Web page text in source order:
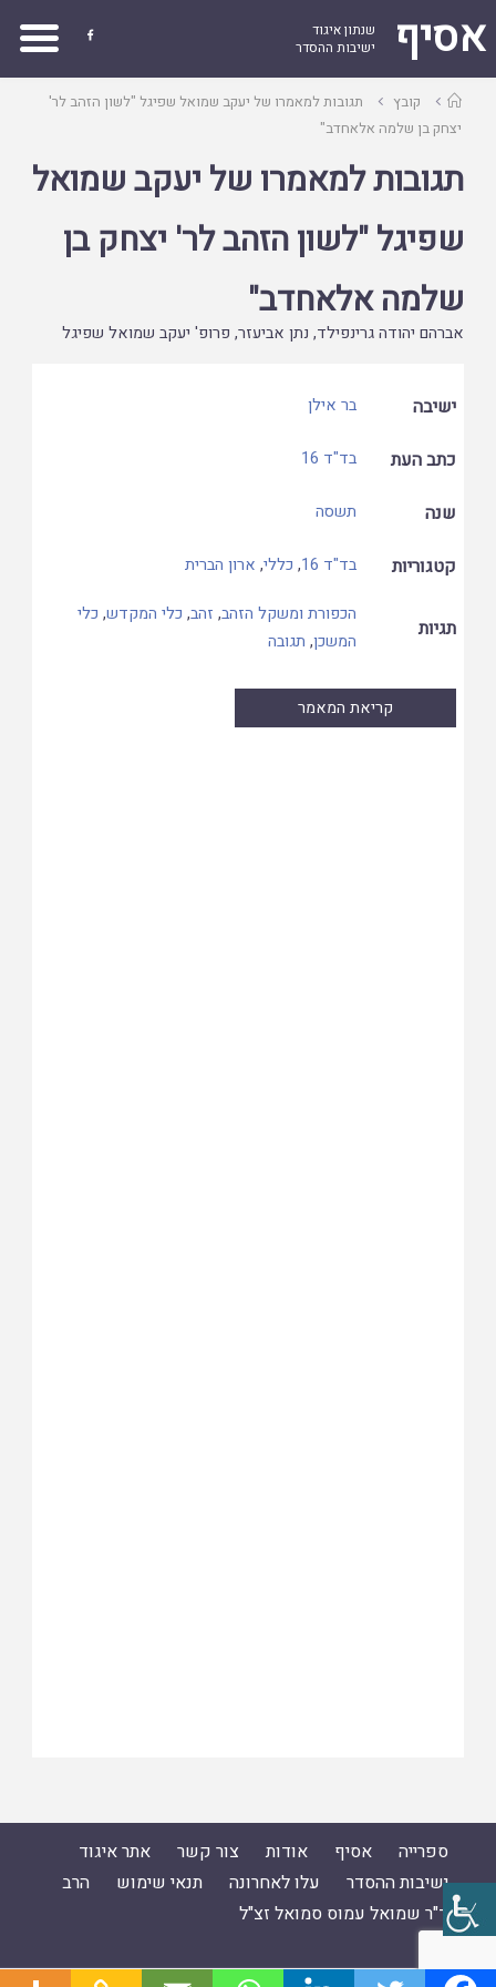
אסיף
שנתון איגוד
ישיבות ההסדר

עמוד
ראשי
קובץ
תגובות למאמרו של יעקב שמואל שפיגל "לשון הזהב לר'
יצחק בן שלמה אלאחדב"
תגובות למאמרו של יעקב שמואל
שפיגל "לשון הזהב לר' יצחק בן
שלמה אלאחדב"
אברהם יהודה גרינפילד, נתן אביעזר, פרופ' יעקב שמואל שפיגל
ישיבה בר אילן
כתב העת בד"ד 16
שנה תשסה
קטגוריות בד"ד 16 , כללי, ארון הברית
תגיות
הכפורת ומשקל הזהב, זהב, כלי המקדש, כלי
המשכן, תגובה
קריאת המאמר
ספרייה אסיף אודות צור קשר
אתר איגוד
ישיבות ההסדר
עלו לאחרונה תנאי שימוש
הרב
ד"ר שמואל עמוס סמואל זצ"ל